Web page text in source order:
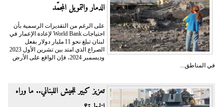
الدمار والتمويل المجمّد
على الرغم من التقديرات الرسمية بأن
احتياجات World Bank لإعادة الإعمار في
لبنان تبلغ نحو 11 مليار دولار بفعل
الصراع الذي امتد بين تشرين الأول 2023
وديسمبر 2024، فإن الواقع على الأرض
في المناطق...
تعزيز كبير للجيش اللبناني.. ما وراء